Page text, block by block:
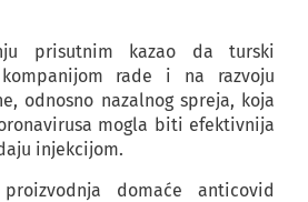
prisutnim kazao da turski
rade i na razvoju
odnosno nazalnog spreja, koja
mogla biti efektivnija
injekcijom.
domaće anticovid